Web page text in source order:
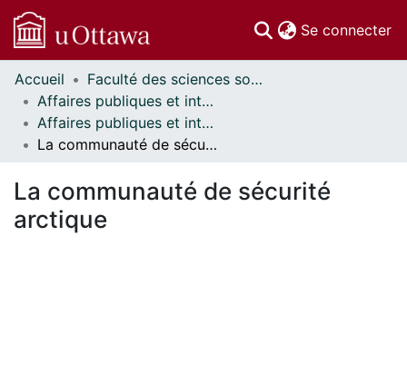
Se connecter
Communautés
et collections
Parcourir
Statistiques
À propos
Accueil
Faculté des sciences sociales // Faculty of Social Sciences
Affaires publiques et internationales // Public and International Affairs
Affaires publiques et internationales - Mémoires // Public and International Affairs - Research Papers
La communauté de sécurité arctique
La communauté de sécurité
arctique